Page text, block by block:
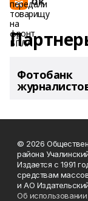
Фотобанк
© 2026
района
Издается с 1991
средствам
и АО
Об